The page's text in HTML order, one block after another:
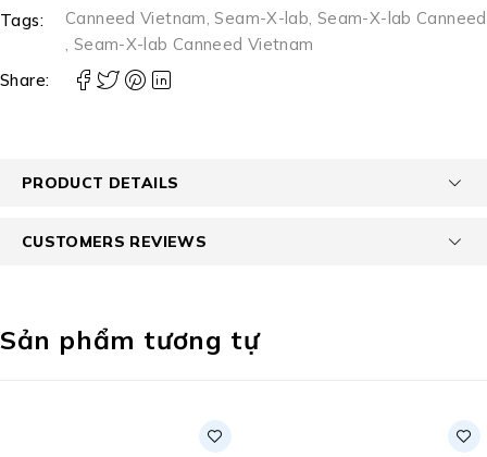
Tags:
Canneed Vietnam,Seam-X-lab, Seam-X-lab Canneed
, Seam-X-lab Canneed Vietnam
Share:
PRODUCT DETAILS
CUSTOMERS REVIEWS
Sản phẩm tương tự